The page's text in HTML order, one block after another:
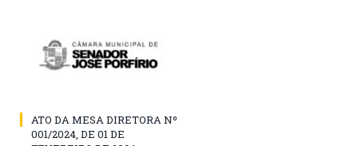
ATO DA MESA DIRETORA Nº
001/2024, DE 01 DE